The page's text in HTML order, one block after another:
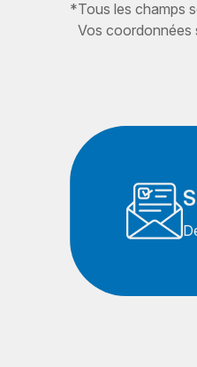
*Tous les champs
Vos coordonnées